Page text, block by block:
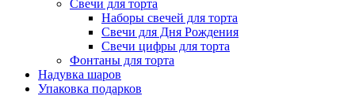
Свечи для торта
Наборы свечей для торта
Свечи для Дня Рождения
Свечи цифры для торта
Фонтаны для торта
Надувка шаров
Упаковка подарков